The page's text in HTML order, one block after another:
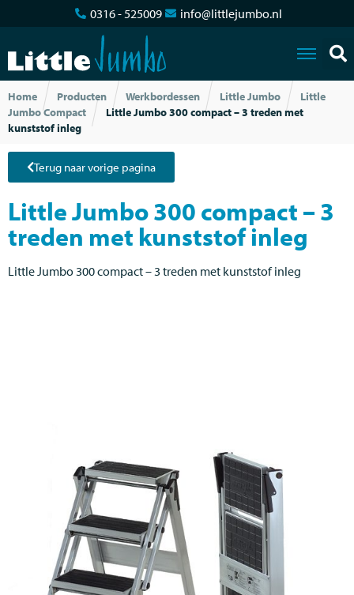
0316 - 525009 info@littlejumbo.nl
Home Producten Werkbordessen Little Jumbo
Little
Jumbo Compact
Little Jumbo 300 compact – 3 treden met
kunststof inleg
Terug naar vorige pagina
Little Jumbo 300 compact – 3
treden met kunststof inleg
Little Jumbo 300 compact – 3 treden met kunststof inleg